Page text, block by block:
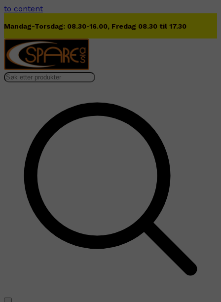
to content
Lørdag 09.00-13.00
…